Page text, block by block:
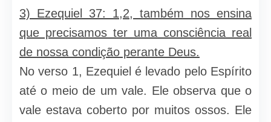
3) Ezequiel 37: 1,2, também nos ensina
que precisamos ter uma consciência real
de nossa condição perante Deus.
No verso 1, Ezequiel é levado pelo Espírito
até o meio de um vale. Ele observa que o
vale estava coberto por muitos ossos. Ele